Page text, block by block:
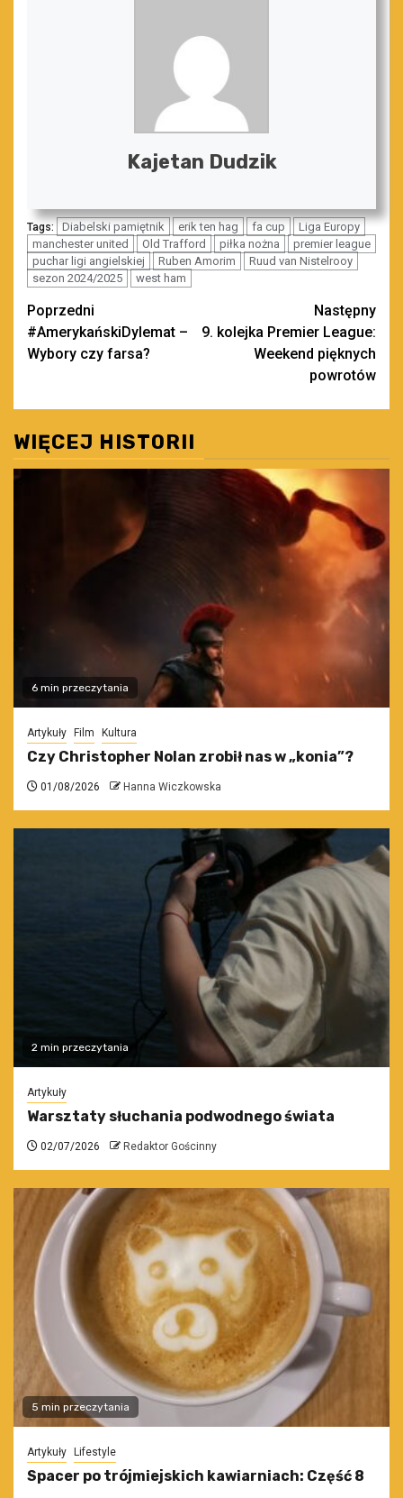
Kajetan Dudzik
Tags: Diabelski pamiętnik erik ten hag fa cup
Liga Europy
manchester united
Old Trafford piłka nożna
premier league
puchar ligi angielskiej
Ruben Amorim
Ruud van Nistelrooy
sezon 2024/2025
west ham
Zobacz
wpisy
Poprzedni
#AmerykańskiDylemat –
Wybory czy farsa?
Następny
9. kolejka Premier League:
Weekend pięknych
powrotów
WIĘCEJ HISTORII
6 min przeczytania
Artykuły Film Kultura
Czy Christopher Nolan zrobił nas w „konia”?
01/08/2026 Hanna Wiczkowska
2 min przeczytania
Artykuły
Warsztaty słuchania podwodnego świata
02/07/2026 Redaktor Gościnny
5 min przeczytania
Artykuły Lifestyle
Spacer po trójmiejskich kawiarniach: Część 8